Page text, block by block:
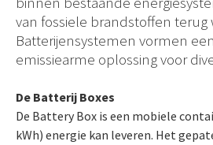
van fossiele brandstoffen
Batterijensystemen vormen
emissiearme oplossing voor
De Batterij Boxes
De Battery Box is een mobiele
kWh) energie kan leveren. Het